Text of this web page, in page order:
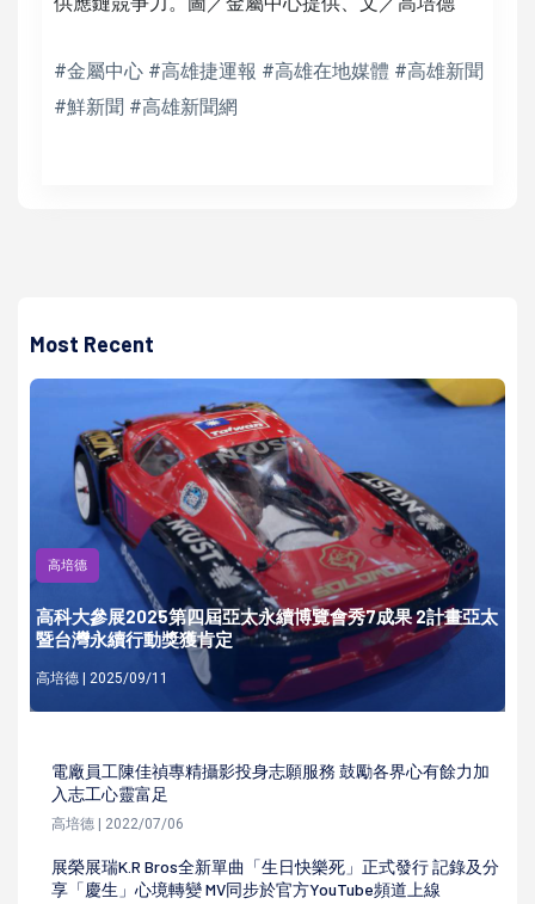
#金屬中心 #高雄捷運報 #高雄在地媒體 #高雄新聞
#鮮新聞 #高雄新聞網
Most Recent
高培德
高科大參展2025第四屆亞太永續博覽會秀7成果 2計畫亞太
暨台灣永續行動獎獲肯定
高培德 | 2025/09/11
電廠員工陳佳禎專精攝影投身志願服務 鼓勵各界心有餘力加
入志工心靈富足
高培德 | 2022/07/06
展榮展瑞K.R Bros全新單曲「生日快樂死」正式發行 記錄及分
享「慶生」心境轉變 MV同步於官方YouTube頻道上線